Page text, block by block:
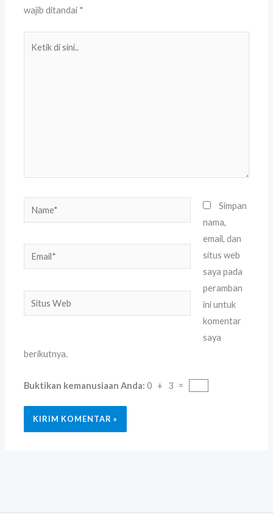
wajib ditandai *
Name*
Email*
Situs
Web
Simpan
nama,
email, dan
situs web
saya pada
peramban
ini untuk
komentar
saya
berikutnya.
Buktikan kemanusiaan Anda:0 + 3 =